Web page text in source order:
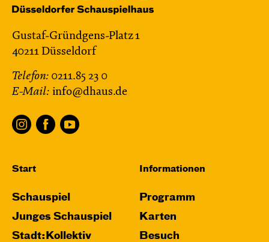
Gustaf-Gründgens-Platz 1
40211 Düsseldorf
Telefon: 0211.85 23 0
E-Mail: info@dhaus.de
Start
Schauspiel
Junges Schauspiel
Stadt:Kollektiv
Informationen
Programm
Karten
Besuch